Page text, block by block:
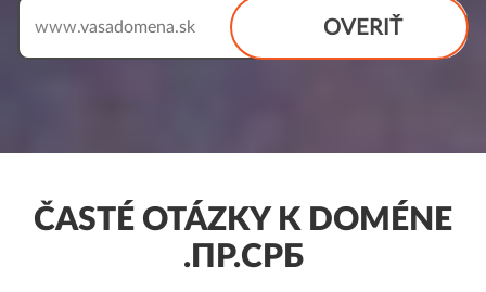
OVERIŤ
www.
ČASTÉ OTÁZKY K DOMÉNE
.ПР.СРБ